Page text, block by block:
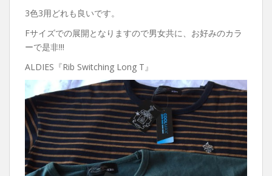
3色3用どれも良いです。
Fサイズでの展開となりますので男女共に、お好みのカラ
ーで是非!!!
ALDIES『Rib Switching Long T』